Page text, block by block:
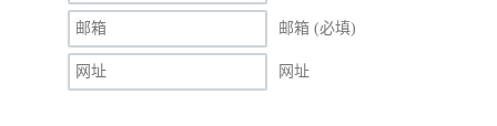
邮箱 (必填)
网址